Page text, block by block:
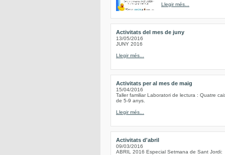
Llegir més...
Activitats del mes de juny
13/05/2016
JUNY 2016
Llegir més...
Activitats per al mes de maig
15/04/2016
Taller familiar Laboratori de lectura : Quatre
de 5-9 anys.
Llegir més...
Activitats d'abril
09/03/2016
ABRIL 2016 Especial Setmana de Sant Jordi: